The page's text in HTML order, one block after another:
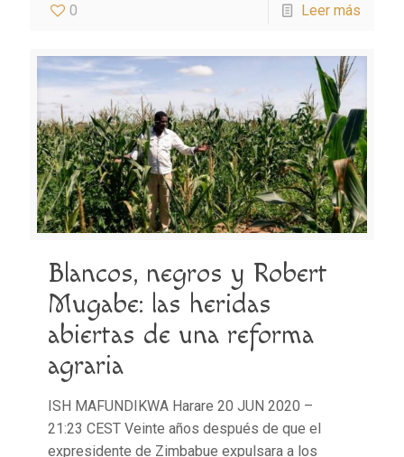
0 Leer más
Blancos, negros y Robert
Mugabe: las heridas
abiertas de una reforma
agraria
ISH MAFUNDIKWA Harare 20 JUN 2020 –
21:23 CEST Veinte años después de que el
expresidente de Zimbabue expulsara a los